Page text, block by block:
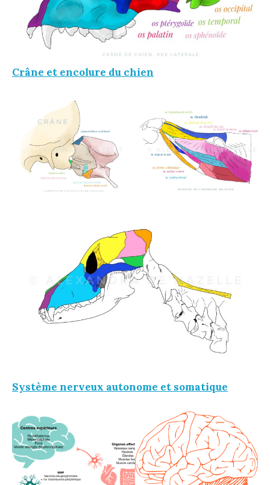
Crâne et encolure du chien
Système nerveux autonome et somatique